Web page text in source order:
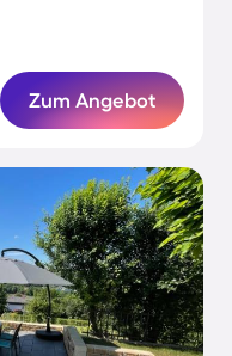
Zum Angebot